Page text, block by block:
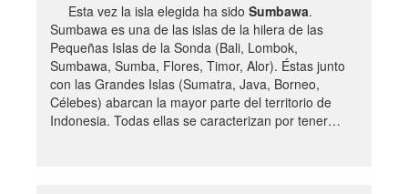
Esta vez la isla elegida ha sido Sumbawa.
Sumbawa es una de las islas de la hilera de las
Pequeñas Islas de la Sonda (Bali, Lombok,
Sumbawa, Sumba, Flores, Timor, Alor). Éstas junto
con las Grandes Islas (Sumatra, Java, Borneo,
Célebes) abarcan la mayor parte del territorio de
Indonesia. Todas ellas se caracterizan por tener…